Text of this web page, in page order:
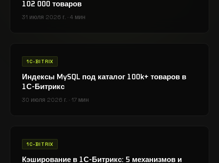
102 000 товаров
31 июля 2026 г. ·4 мин
1C-BITRIX
Индексы MySQL под каталог 100k+ товаров в
1С-Битрикс
30 июля 2026 г. · 17 мин
1C-BITRIX
Кэширование в 1С-Битрикс: 5 механизмов и